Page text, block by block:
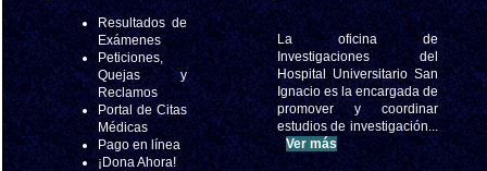
Resultados de
Exámenes
Peticiones,
Quejas y
Reclamos
Portal de Citas
Médicas
Pago en línea
¡Dona Ahora!
La oficina de
Investigaciones del
Hospital Universitario San
Ignacio es la encargada de
promover y coordinar
estudios de investigación...
Ver más